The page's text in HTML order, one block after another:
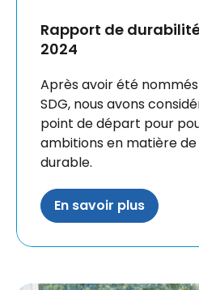
Rapport de
2024
Après avoir été
SDG, nous avons
point de départ pour
ambitions en matière
durable.
En savoir plus